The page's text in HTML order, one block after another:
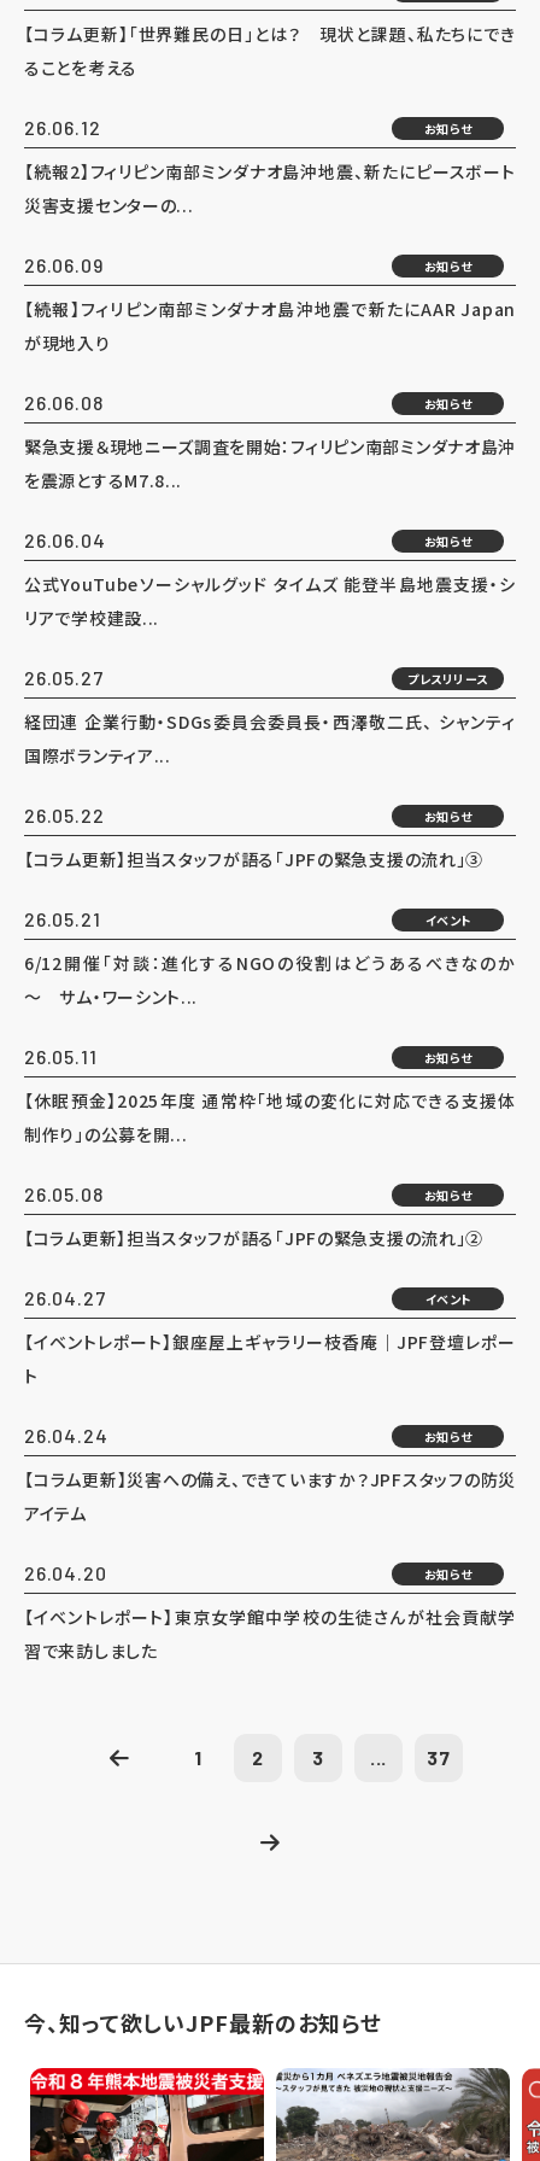
【コラム更新】「世界難民の日」とは？ 現状と課題、私たちにでき
ることを考える
26.06.12 お知らせ
【続報2】フィリピン南部ミンダナオ島沖地震、新たにピースボート
災害支援センターの...
26.06.09 お知らせ
【続報】フィリピン南部ミンダナオ島沖地震で新たにAAR Japan
が現地入り
26.06.08 お知らせ
緊急支援＆現地ニーズ調査を開始：フィリピン南部ミンダナオ島沖
を震源とするM7.8...
26.06.04 お知らせ
公式YouTubeソーシャルグッド タイムズ 能登半島地震支援・シ
リアで学校建設...
26.05.27 プレスリリース
経団連 企業行動・SDGs委員会委員長・西澤敬二氏、 シャンティ
国際ボランティア...
26.05.22 お知らせ
【コラム更新】担当スタッフが語る「JPFの緊急支援の流れ」③
26.05.21 イベント
6/12開催「対談：進化するNGOの役割はどうあるべきなのか
～ サム・ワーシント...
26.05.11 お知らせ
【休眠預金】2025年度 通常枠「地域の変化に対応できる支援体
制作り」の公募を開...
26.05.08 お知らせ
【コラム更新】担当スタッフが語る「JPFの緊急支援の流れ」②
26.04.27 イベント
【イベントレポート】銀座屋上ギャラリー枝香庵｜JPF登壇レポー
ト
26.04.24 お知らせ
【コラム更新】災害への備え、できていますか？JPFスタッフの防災
アイテム
26.04.20 お知らせ
【イベントレポート】東京女学館中学校の生徒さんが社会貢献学
習で来訪しました
1 2 3 ... 37
今、知って欲しいJPF最新のお知らせ